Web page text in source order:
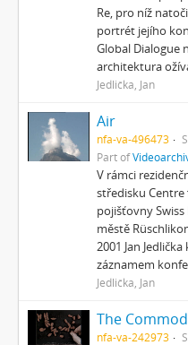
Re, pro níž
portrét jejího
Global Dialogue
architektura
Jedlička, Jan
Air
nfa-va-496473
Part of
V rámci
středisku Centre
pojišťovny
městě
2001 Jan
záznamem
Jedlička, Jan
The
nfa-va-242973